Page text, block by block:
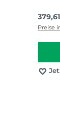
Preise